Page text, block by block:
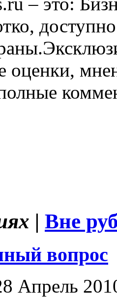
оценки,
| Вне
вопрос
Апрель